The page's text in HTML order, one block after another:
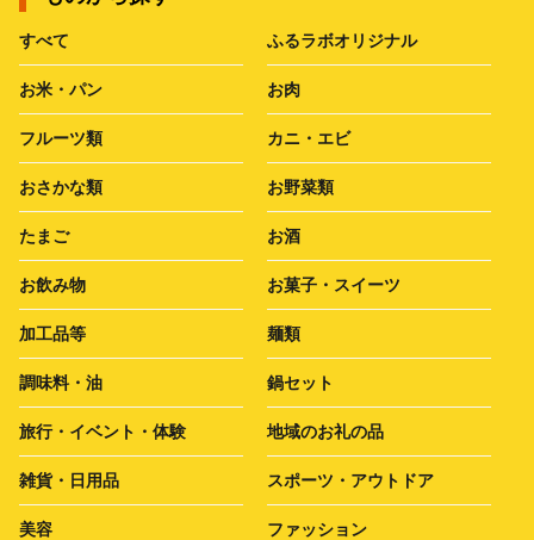
すべて ふるラボオリジナル
お米・パン お肉
フルーツ類 カニ・エビ
おさかな類 お野菜類
たまご お酒
お飲み物 お菓子・スイーツ
加工品等 麺類
調味料・油 鍋セット
旅行・イベント・体験 地域のお礼の品
雑貨・日用品 スポーツ・アウトドア
美容 ファッション